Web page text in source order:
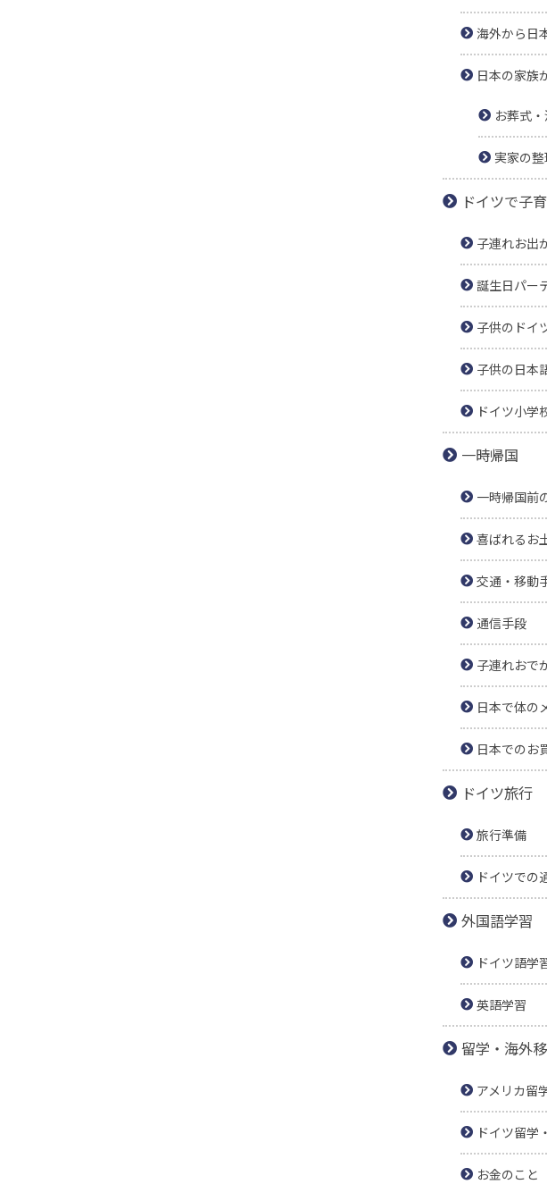
海外から日
日本の家族
お葬式
実家の
ドイツで子
子連れお出
誕生日パー
子供のドイ
子供の日本
ドイツ小学
一時帰国
一時帰国前
喜ばれるお
交通・移動
通信手段
子連れおで
日本で体の
日本でのお
ドイツ旅行
旅行準備
ドイツでの
外国語学習
ドイツ語学
英語学習
留学・海外
アメリカ留
ドイツ留学
お金のこと